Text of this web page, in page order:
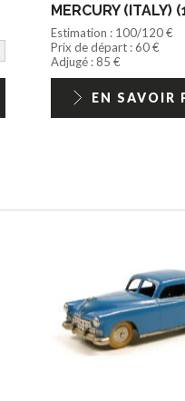
MERCURY (ITALY)
Estimation : 100/120 €
Prix de départ : 60 €
Adjugé : 85 €
EN SAVOIR